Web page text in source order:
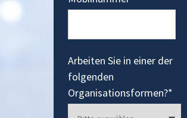
Arbeiten Sie in einer der
folgenden
Organisationsformen?*